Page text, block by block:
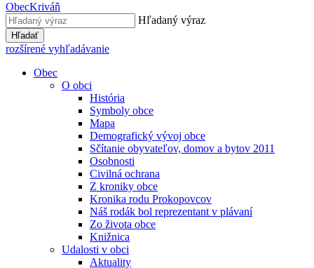
ObecKriváň
Hľadaný výraz
Hľadať
rozšírené vyhľadávanie
Obec
O obci
História
Symboly obce
Mapa
Demografický vývoj obce
Sčítanie obyvateľov, domov a bytov 2011
Osobnosti
Civilná ochrana
Z kroniky obce
Kronika rodu Prokopovcov
Náš rodák bol reprezentant v plávaní
Zo života obce
Knižnica
Udalosti v obci
Aktuality